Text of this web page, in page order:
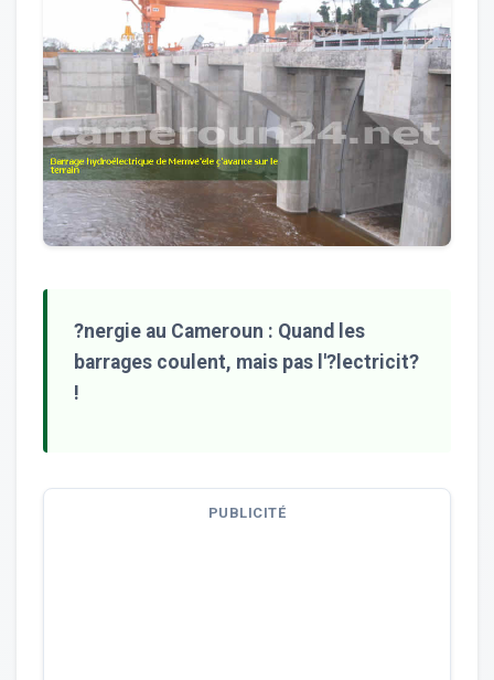
?nergie au Cameroun : Quand les
barrages coulent, mais pas l'?lectricit?
!
PUBLICITÉ